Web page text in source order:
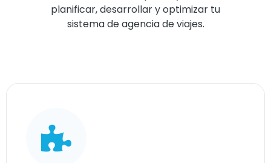
planificar, desarrollar y optimizar tu
sistema de agencia de viajes.